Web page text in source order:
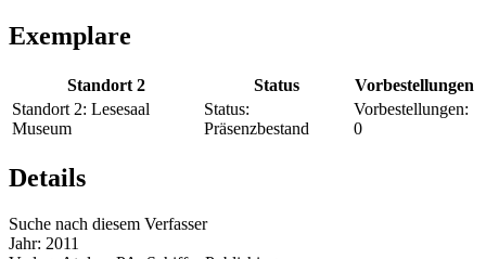
Exemplare
Standort 2 Status
Vorbestellungen
Standort 2: Lesesaal
Museum
Status:
Präsenzbestand
Vorbestellungen:
0
Details
Suche nach diesem Verfasser
Jahr: 2011